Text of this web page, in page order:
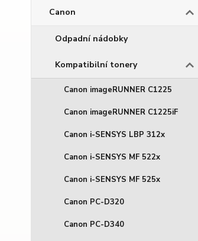
Canon
Odpadní nádobky
Kompatibilní tonery
Canon imageRUNNER C1225
Canon imageRUNNER C1225iF
Canon i-SENSYS LBP 312x
Canon i-SENSYS MF 522x
Canon i-SENSYS MF 525x
Canon PC-D320
Canon PC-D340